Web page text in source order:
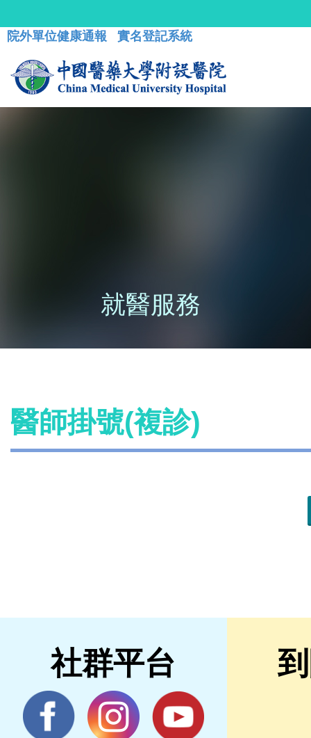
院外單位健康通報 實名登記系統
就醫服務
醫師掛號(複診)
社群平台